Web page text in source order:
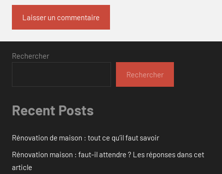
Rechercher
Rechercher
Recent Posts
Rénovation de maison : tout ce qu’il faut savoir
Rénovation maison : faut-il attendre ? Les réponses dans cet
article